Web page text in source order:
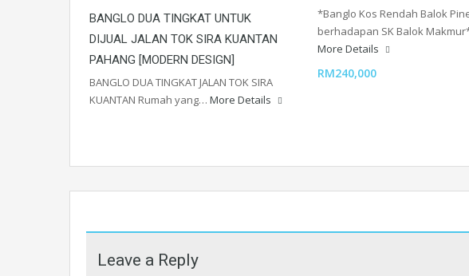
BANGLO DUA TINGKAT UNTUK
DIJUAL JALAN TOK SIRA KUANTAN
PAHANG [MODERN DESIGN]
BANGLO DUA TINGKAT JALAN TOK SIRA
KUANTAN Rumah yang… More Details
*Banglo Kos Rendah Balok
berhadapan SK Balok
More Details
RM240,000
Leave a Reply